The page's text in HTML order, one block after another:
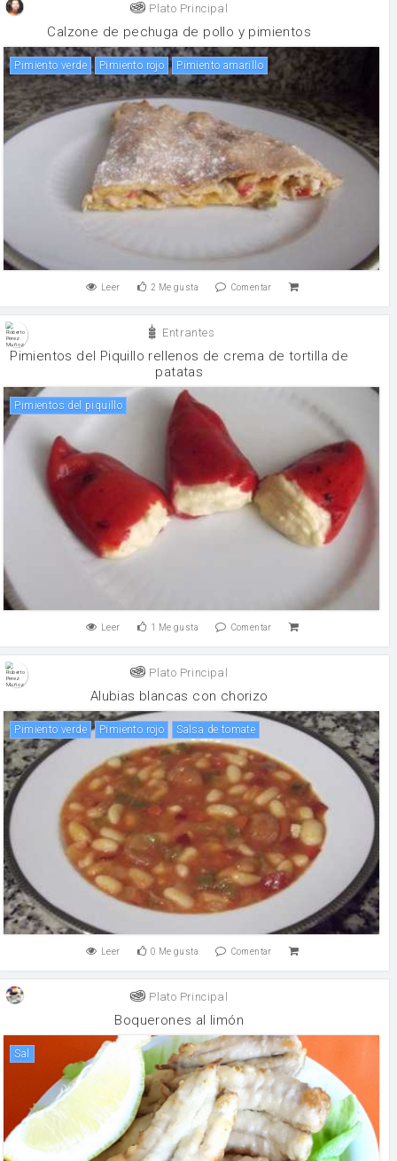
Plato Principal
Calzone de pechuga de pollo y pimientos
pimiento verde pimiento rojo Pimiento amarillo
Leer 2 Me gusta Comentar
Entrantes
Pimientos del Piquillo rellenos de crema de tortilla de
patatas
Pimientos del piquillo
Leer 1 Me gusta Comentar
Plato Principal
Alubias blancas con chorizo
pimiento verde pimiento rojo salsa de tomate
Leer 0 Me gusta Comentar
Plato Principal
Boquerones al limón
sal